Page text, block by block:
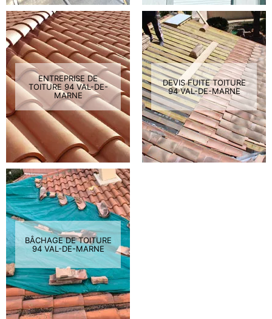
ENTREPRISE DE
TOITURE 94 VAL-DE-
MARNE
DEVIS FUITE TOITURE
94 VAL-DE-MARNE
BÂCHAGE DE TOITURE
94 VAL-DE-MARNE